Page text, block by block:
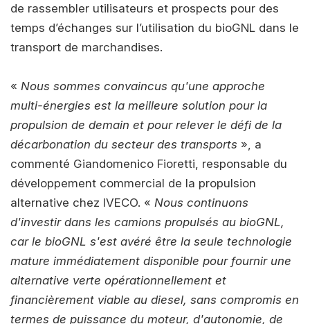
de rassembler utilisateurs et prospects pour des
temps d’échanges sur l’utilisation du bioGNL dans le
transport de marchandises.
« Nous sommes convaincus qu'une approche
multi-énergies est la meilleure solution pour la
propulsion de demain et pour relever le défi de la
décarbonation du secteur des transports », a
commenté Giandomenico Fioretti, responsable du
développement commercial de la propulsion
alternative chez IVECO. « Nous continuons
d'investir dans les camions propulsés au bioGNL,
car le bioGNL s'est avéré être la seule technologie
mature immédiatement disponible pour fournir une
alternative verte opérationnellement et
financièrement viable au diesel, sans compromis en
termes de puissance du moteur, d'autonomie, de